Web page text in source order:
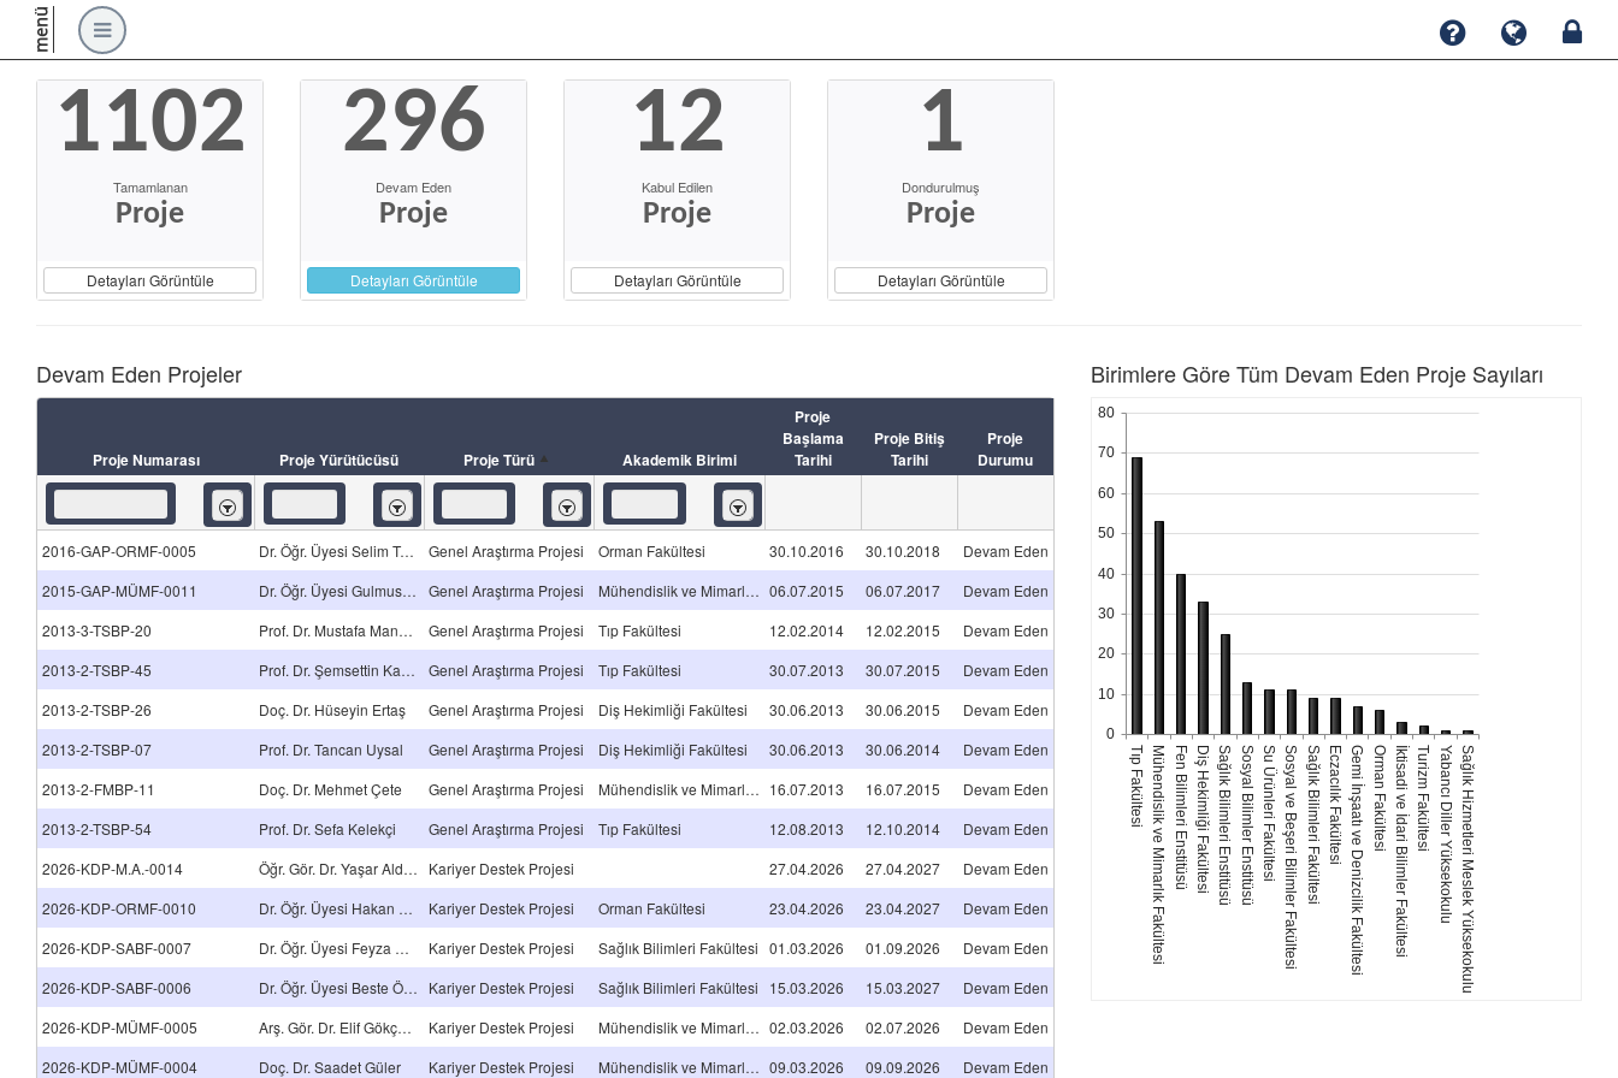
menü
1102
Tamamlanan
Proje
Detayları Görüntüle
296
Devam Eden
Proje
Detayları Görüntüle
12
Kabul Edilen
Proje
Detayları Görüntüle
1
Dondurulmuş
Proje
Detayları Görüntüle
Devam Eden Projeler
Proje Numarası Proje Yürütücüsü Proje Türü Akademik Birimi
Proje
Başlama
Tarihi
Proje Bitiş
Tarihi
Proje
Durumu
İçeren İçeren İçeren İçeren
2016-GAP-ORMF-0005 Dr. Öğr. Üyesi Selim Tokmak Genel Araştırma Projesi Orman Fakültesi 30.10.2016 30.10.2018
Devam Eden
2015-GAP-MÜMF-0011
Dr. Öğr. Üyesi Gulmustafa Şen Genel Araştırma Projesi Mühendislik ve Mimarlık Fakültesi 06.07.2015 06.07.2017
Devam Eden
2013-3-TSBP-20
Prof. Dr. Mustafa Mansur Tatlı Genel Araştırma Projesi Tıp Fakültesi 12.02.2014 12.02.2015
Devam Eden
2013-2-TSBP-45
Prof. Dr. Şemsettin Karaca Genel Araştırma Projesi Tıp Fakültesi 30.07.2013 30.07.2015
Devam Eden
2013-2-TSBP-26
Doç. Dr. Hüseyin Ertaş Genel Araştırma Projesi Diş Hekimliği Fakültesi 30.06.2013 30.06.2015
Devam Eden
2013-2-TSBP-07
Prof. Dr. Tancan Uysal Genel Araştırma Projesi Diş Hekimliği Fakültesi 30.06.2013 30.06.2014
Devam Eden
2013-2-FMBP-11
Doç. Dr. Mehmet Çete Genel Araştırma Projesi Mühendislik ve Mimarlık Fakültesi 16.07.2013 16.07.2015
Devam Eden
2013-2-TSBP-54
Prof. Dr. Sefa Kelekçi Genel Araştırma Projesi Tıp Fakültesi 12.08.2013 12.10.2014
Devam Eden
2026-KDP-M.A.-0014
Öğr. Gör. Dr. Yaşar Aldırmaz Kariyer Destek Projesi 27.04.2026 27.04.2027
Devam Eden
2026-KDP-ORMF-0010
Dr. Öğr. Üyesi Hakan Fidan Kariyer Destek Projesi Orman Fakültesi 23.04.2026 23.04.2027
Devam Eden
2026-KDP-SABF-0007
Dr. Öğr. Üyesi Feyza Dereli Kariyer Destek Projesi Sağlık Bilimleri Fakültesi 01.03.2026 01.09.2026
Devam Eden
2026-KDP-SABF-0006
Dr. Öğr. Üyesi Beste Özgüven Öztornacı Kariyer Destek Projesi Sağlık Bilimleri Fakültesi 15.03.2026 15.03.2027
Devam Eden
2026-KDP-MÜMF-0005
Arş. Gör. Dr. Elif Gökçen Tepekaya Pulat Kariyer Destek Projesi Mühendislik ve Mimarlık Fakültesi 02.03.2026 02.07.2026
Devam Eden
2026-KDP-MÜMF-0004
Doç. Dr. Saadet Güler Kariyer Destek Projesi Mühendislik ve Mimarlık Fakültesi 09.03.2026 09.09.2026 Devam Eden
Birimlere Göre Tüm Devam Eden Proje Sayıları
Tıp FakültesiMühendislik ve Mimarlık FakültesiFen Bilimleri EnstitüsüDiş Hekimliği FakültesiSağlık Bilimleri EnstitüsüSosyal Bilimler EnstitüsüSu Ürünleri FakültesiSosyal ve Beşeri Bilimler FakültesiSağlık Bilimleri FakültesiEczacılık FakültesiGemi İnşaatı ve Denizcilik FakültesiOrman Fakültesiİktisadi ve İdari Bilimler FakültesiTurizm FakültesiYabancı Diller YüksekokuluSağlık Hizmetleri Meslek Yüksekokulu
0
10
20
30
40
50
60
70
80